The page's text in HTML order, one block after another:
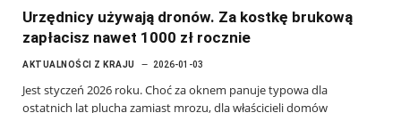
Urzędnicy używają dronów. Za kostkę brukową
zapłacisz nawet 1000 zł rocznie
AKTUALNOŚCI Z KRAJU 2026-01-03
Jest styczeń 2026 roku. Choć za oknem panuje typowa dla
ostatnich lat plucha zamiast mrozu, dla właścicieli domów